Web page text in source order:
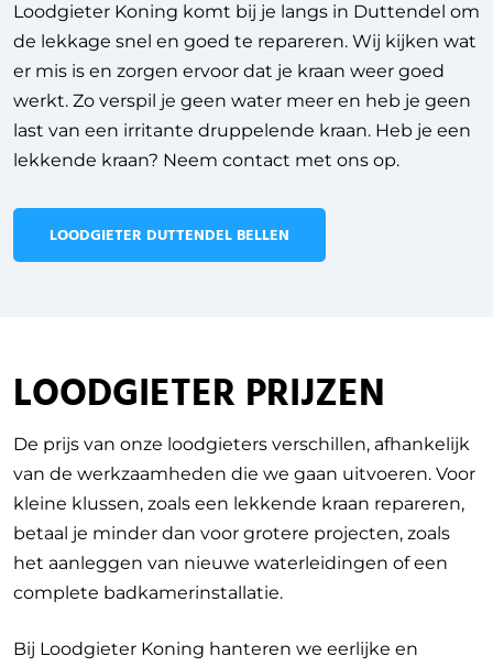
Loodgieter Koning komt bij je langs in Duttendel om
de lekkage snel en goed te repareren. Wij kijken wat
er mis is en zorgen ervoor dat je kraan weer goed
werkt. Zo verspil je geen water meer en heb je geen
last van een irritante druppelende kraan. Heb je een
lekkende kraan? Neem contact met ons op.
LOODGIETER DUTTENDEL BELLEN
LOODGIETER PRIJZEN
De prijs van onze loodgieters verschillen, afhankelijk
van de werkzaamheden die we gaan uitvoeren. Voor
kleine klussen, zoals een lekkende kraan repareren,
betaal je minder dan voor grotere projecten, zoals
het aanleggen van nieuwe waterleidingen of een
complete badkamerinstallatie.
Bij Loodgieter Koning hanteren we eerlijke en